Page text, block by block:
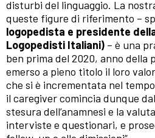
disturbi del linguaggio. La
queste figure di riferimento –
logopedista e presidente
Logopedisti Italiani) – è una
ben prima del 2020, anno della
emerso a pieno titolo il loro
che si è incrementata nel
il caregiver comincia dunque
stesura dell’anamnesi e la
interviste e questionari, e